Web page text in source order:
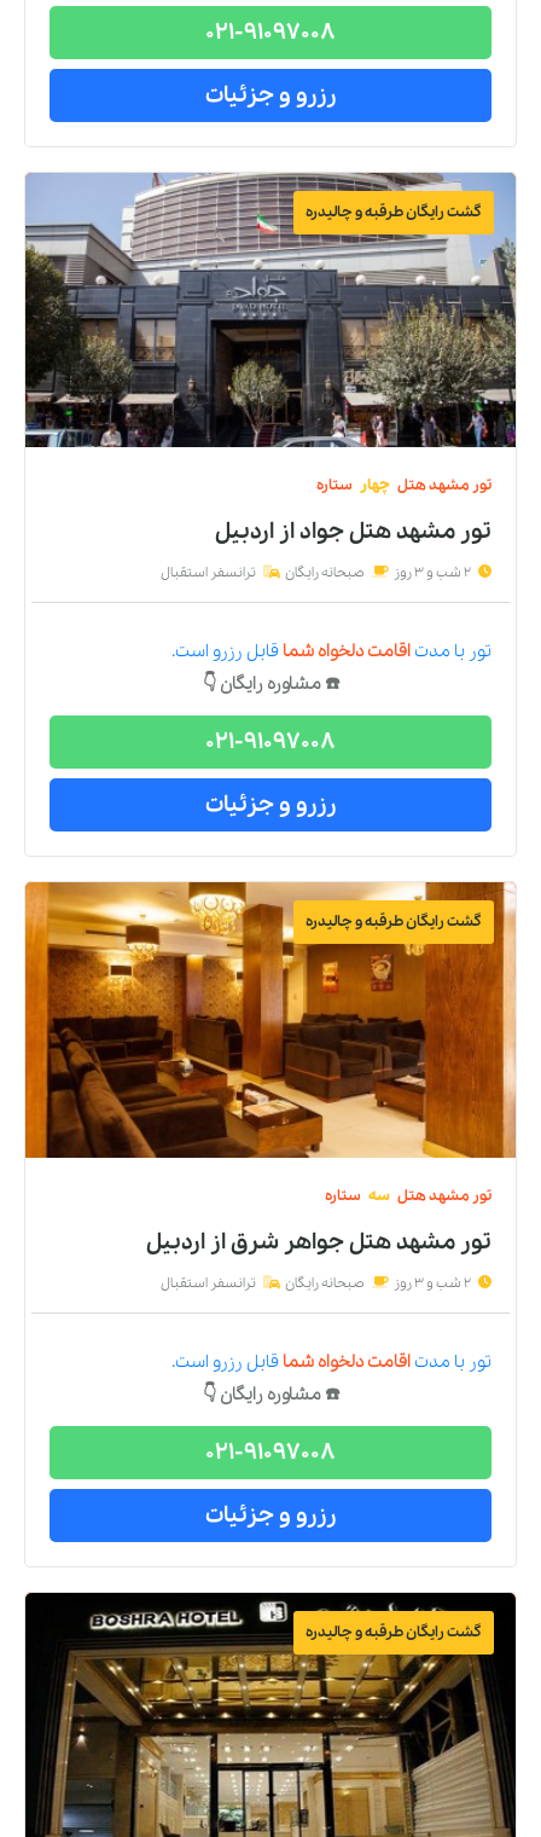
021-91097008
رزرو و جزئیات
گشت رایگان طرقبه و چالیدره
تور مشهدهتل چهار ستاره
تور مشهد هتل جوادازاردبیل
2 شب و 3 روز صبحانه رایگان ترانسفر استقبال
تور با مدتاقامت دلخواه شما قابل رزرو است.
☎️ مشاوره رایگان 👇
021-91097008
رزرو و جزئیات
گشت رایگان طرقبه و چالیدره
تور مشهدهتل سه ستاره
تور مشهد هتل جواهر شرقاز اردبیل
2 شب و 3 روز صبحانه رایگان ترانسفر استقبال
تور با مدتاقامت دلخواه شما قابل رزرو است.
☎️ مشاوره رایگان 👇
021-91097008
رزرو و جزئیات
گشت رایگان طرقبه و چالیدره